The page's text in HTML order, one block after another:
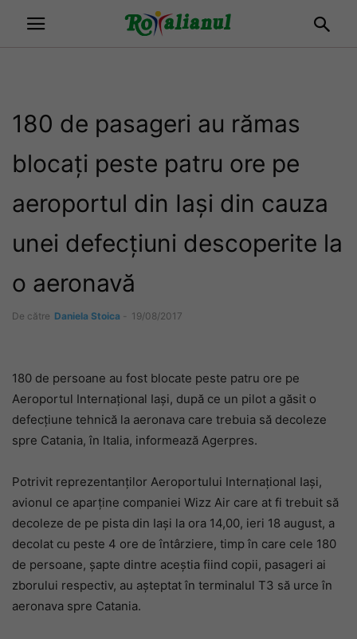
180 de pasageri au rămas
blocați peste patru ore pe
aeroportul din Iași din cauza
unei defecțiuni descoperite la
o aeronavă
De către Daniela Stoica - 19/08/2017
180 de persoane au fost blocate peste patru ore pe
Aeroportul Internaţional Iaşi, după ce un pilot a găsit o
defecţiune tehnică la aeronava care trebuia să decoleze
spre Catania, în Italia, informează Agerpres.
Potrivit reprezentanților Aeroportului Internațional Iași,
avionul ce aparține companiei Wizz Air care at fi trebuit să
decoleze de pe pista din Iași la ora 14,00, ieri 18 august, a
decolat cu peste 4 ore de întârziere, timp în care cele 180
de persoane, șapte dintre aceștia fiind copii, pasageri ai
zborului respectiv, au așteptat în terminalul T3 să urce în
aeronava spre Catania.